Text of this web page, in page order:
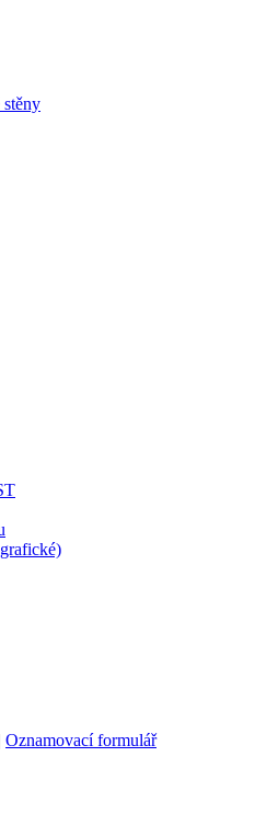
stěny
Oznamovací formulář